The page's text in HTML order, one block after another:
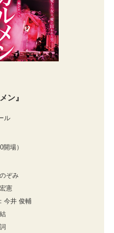
ン』
ル
場）
ぞみ
憲
今井 俊輔